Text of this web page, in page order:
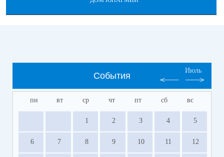
События
Июль
пн вт ср чт пт сб вс
1 2 3 4 5
6 7 8 9 10 11 12